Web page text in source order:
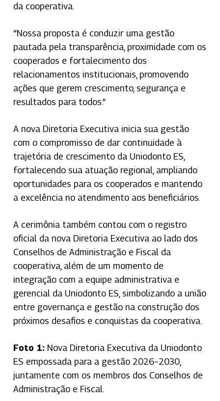
da cooperativa.
“Nossa proposta é conduzir uma gestão
pautada pela transparência, proximidade com os
cooperados e fortalecimento dos
relacionamentos institucionais, promovendo
ações que gerem crescimento, segurança e
resultados para todos.”
A nova Diretoria Executiva inicia sua gestão
com o compromisso de dar continuidade à
trajetória de crescimento da Uniodonto ES,
fortalecendo sua atuação regional, ampliando
oportunidades para os cooperados e mantendo
a excelência no atendimento aos beneficiários.
A cerimônia também contou com o registro
oficial da nova Diretoria Executiva ao lado dos
Conselhos de Administração e Fiscal da
cooperativa, além de um momento de
integração com a equipe administrativa e
gerencial da Uniodonto ES, simbolizando a união
entre governança e gestão na construção dos
próximos desafios e conquistas da cooperativa.
Foto 1: Nova Diretoria Executiva da Uniodonto
ES empossada para a gestão 2026–2030,
juntamente com os membros dos Conselhos de
Administração e Fiscal.